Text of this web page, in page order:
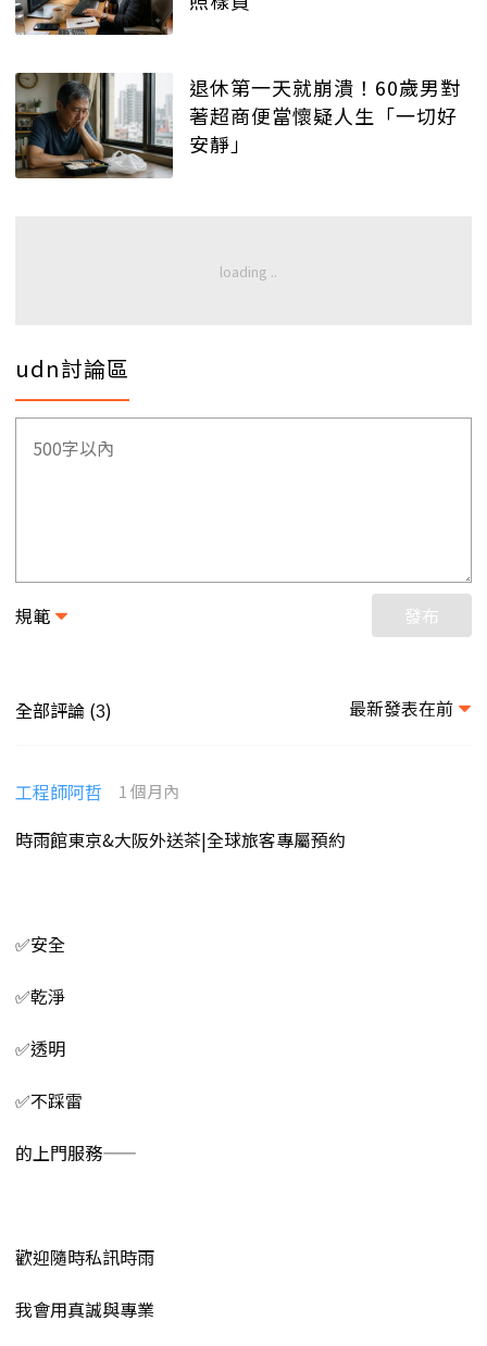
退休第一天就崩潰！60歲男對
著超商便當懷疑人生「一切好
安靜」
udn討論區
規範 發布
全部評論 (3) 最新發表在前
工程師阿哲 1 個月內
時雨館東京&大阪外送茶|全球旅客專屬預約
✅安全
✅乾淨
✅透明
✅不踩雷
的上門服務——
歡迎隨時私訊時雨
我會用真誠與專業